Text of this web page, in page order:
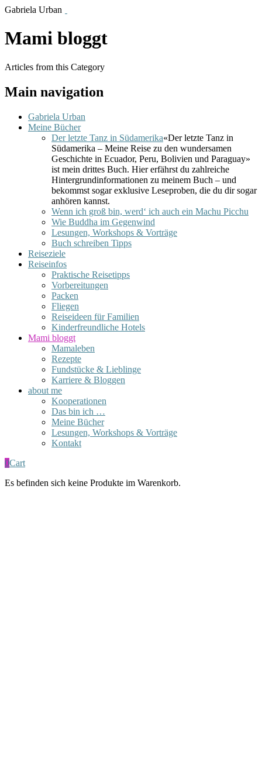
Gabriela Urban
Mami bloggt
Articles from this Category
Main navigation
Gabriela Urban
Meine Bücher
Der letzte Tanz in Südamerika«Der letzte Tanz in
Südamerika – Meine Reise zu den wundersamen
Geschichte in Ecuador, Peru, Bolivien und Paraguay»
ist mein drittes Buch. Hier erfährst du zahlreiche
Hintergrundinformationen zu meinem Buch – und
bekommst sogar exklusive Leseproben, die du dir sogar
anhören kannst.
Wenn ich groß bin, werd‘ ich auch ein Machu Picchu
Wie Buddha im Gegenwind
Lesungen, Workshops & Vorträge
Buch schreiben Tipps
Reiseziele
Reiseinfos
Praktische Reisetipps
Vorbereitungen
Packen
Fliegen
Reiseideen für Familien
Kinderfreundliche Hotels
Mami bloggt
Mamaleben
Rezepte
Fundstücke & Lieblinge
Karriere & Bloggen
about me
Kooperationen
Das bin ich …
Meine Bücher
Lesungen, Workshops & Vorträge
Kontakt
0Cart
Es befinden sich keine Produkte im Warenkorb.